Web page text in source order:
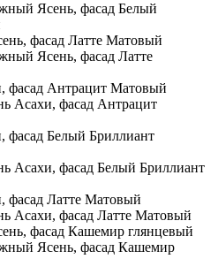
Ясень, фасад Белый
Ясень, фасад Латте
Асахи, фасад Антрацит
Асахи, фасад Белый Бриллиант
Асахи, фасад Латте Матовый
Ясень, фасад Кашемир